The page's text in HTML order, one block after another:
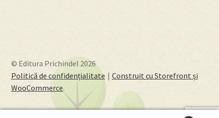
© Editura Prichindel 2026
Politică de confidențialitate
Construit cu Storefront și
WooCommerce.